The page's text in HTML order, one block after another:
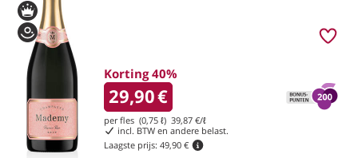
Korting 40%
29,90€
per fles (0,75 ℓ) 39,87 €/ℓ
incl. BTW en andere belast.
Laagste prijs: 49,90 €